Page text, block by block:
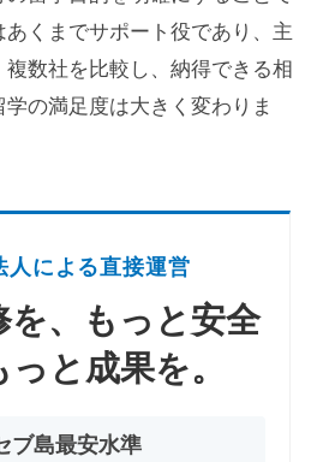
くまでサポート役であり、主
数社を比較し、納得できる相
の満足度は大きく変わりま
人による直接運営
を、もっと安全
と成果を。
ブ島最安水準